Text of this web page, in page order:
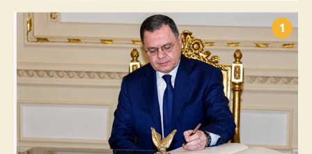
1